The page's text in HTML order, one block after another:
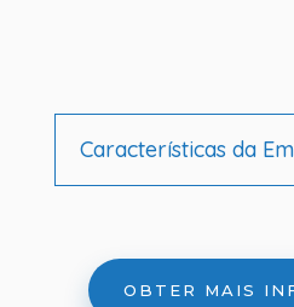
Características da
OBTER MAIS